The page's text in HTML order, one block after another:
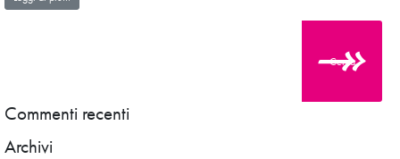
Cerca
Commenti recenti
Archivi